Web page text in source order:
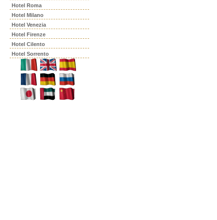
Hotel Roma
Hotel Milano
Hotel Venezia
Hotel Firenze
Hotel Cilento
Hotel Sorrento